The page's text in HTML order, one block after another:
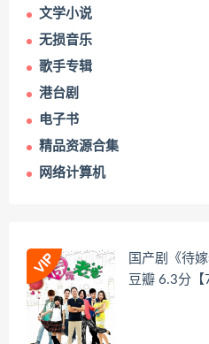
文学小说
无损音乐
歌手专辑
港台剧
电子书
精品资源合集
网络计算机
国产剧《待
豆瓣 6.3分【